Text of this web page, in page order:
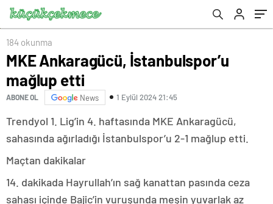
184 okunma
MKE Ankaragücü, İstanbulspor’u
mağlup etti
ABONE OL News 1 Eylül 2024 21:45
Trendyol 1. Lig’in 4. haftasında MKE Ankaragücü,
sahasında ağırladığı İstanbulspor’u 2-1 mağlup etti.
Maçtan dakikalar
14. dakikada Hayrullah’ın sağ kanattan pasında ceza
sahası içinde Bajic’in vuruşunda meşin yuvarlak az